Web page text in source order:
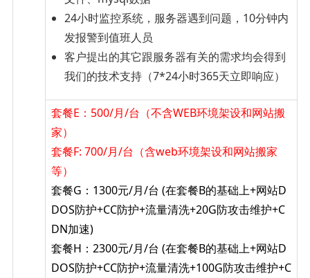
24小时监控系统，服务器遇到问题，10分钟内
发报警到值班人员
客户提出的其它跟服务器有关的需求均会得到
我们的技术支持（7*24小时365天立即响应）
套餐E：500/月/台（不含WEB环境架设和网站搬
家）
套餐F: 700/月/台（含web环境架设和网站搬家
等）
套餐G：1300元/月/台 (在套餐B的基础上+网站D
DOS防护+CC防护+流量清洗+20G防攻击维护+C
DN加速)
套餐H：2300元/月/台 (在套餐B的基础上+网站D
DOS防护+CC防护+流量清洗+100G防攻击维护+C